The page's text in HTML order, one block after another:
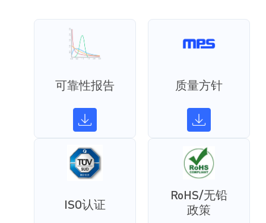
可靠性报告 质量方针
ISO认证
RoHS/无铅
政策